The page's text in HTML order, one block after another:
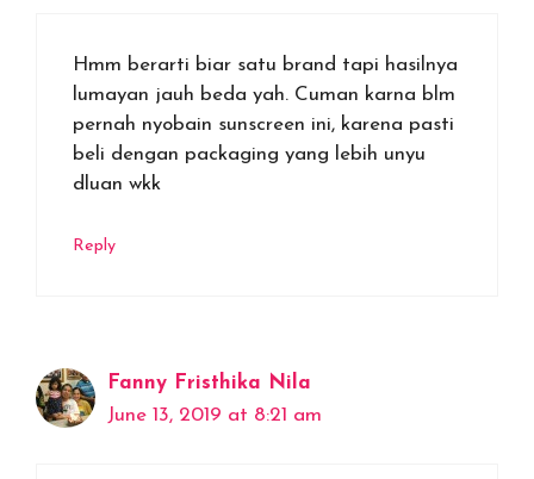
Hmm berarti biar satu brand tapi hasilnya
lumayan jauh beda yah. Cuman karna blm
pernah nyobain sunscreen ini, karena pasti
beli dengan packaging yang lebih unyu
dluan wkk
Reply
Fanny Fristhika Nila
June 13, 2019 at 8:21 am